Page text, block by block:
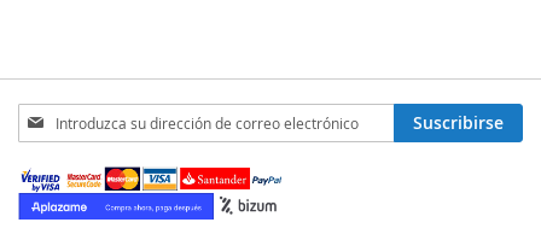
Inscríbase
a
nuestro
boletín
de
Suscribirse